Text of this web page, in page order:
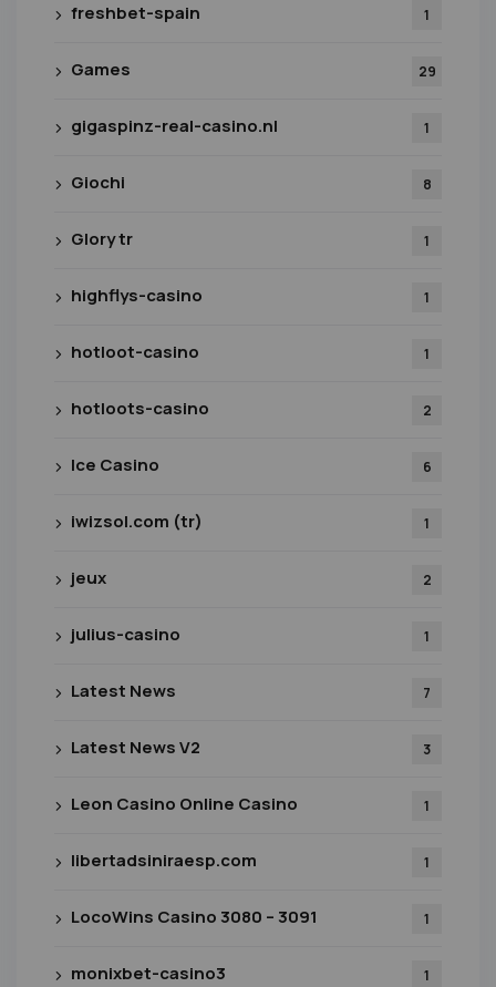
freshbet-spain 1
Games 29
gigaspinz-real-casino.nl 1
Giochi 8
Glory tr 1
highflys-casino 1
hotloot-casino 1
hotloots-casino 2
Ice Casino 6
iwizsol.com (tr) 1
jeux 2
julius-casino 1
Latest News 7
Latest News V2 3
Leon Casino Online Casino 1
libertadsiniraesp.com 1
LocoWins Casino 3080 – 3091 1
monixbet-casino3 1